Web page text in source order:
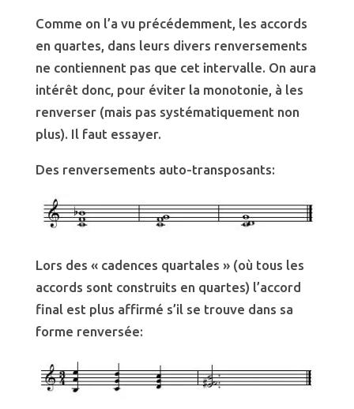
Comme on l’a vu précédemment, les accords
en quartes, dans leurs divers renversements
ne contiennent pas que cet intervalle. On aura
intérêt donc, pour éviter la monotonie, à les
renverser (mais pas systématiquement non
plus). Il faut essayer.
Des renversements auto-transposants:
Lors des « cadences quartales » (où tous les
accords sont construits en quartes) l’accord
final est plus affirmé s’il se trouve dans sa
forme renversée: